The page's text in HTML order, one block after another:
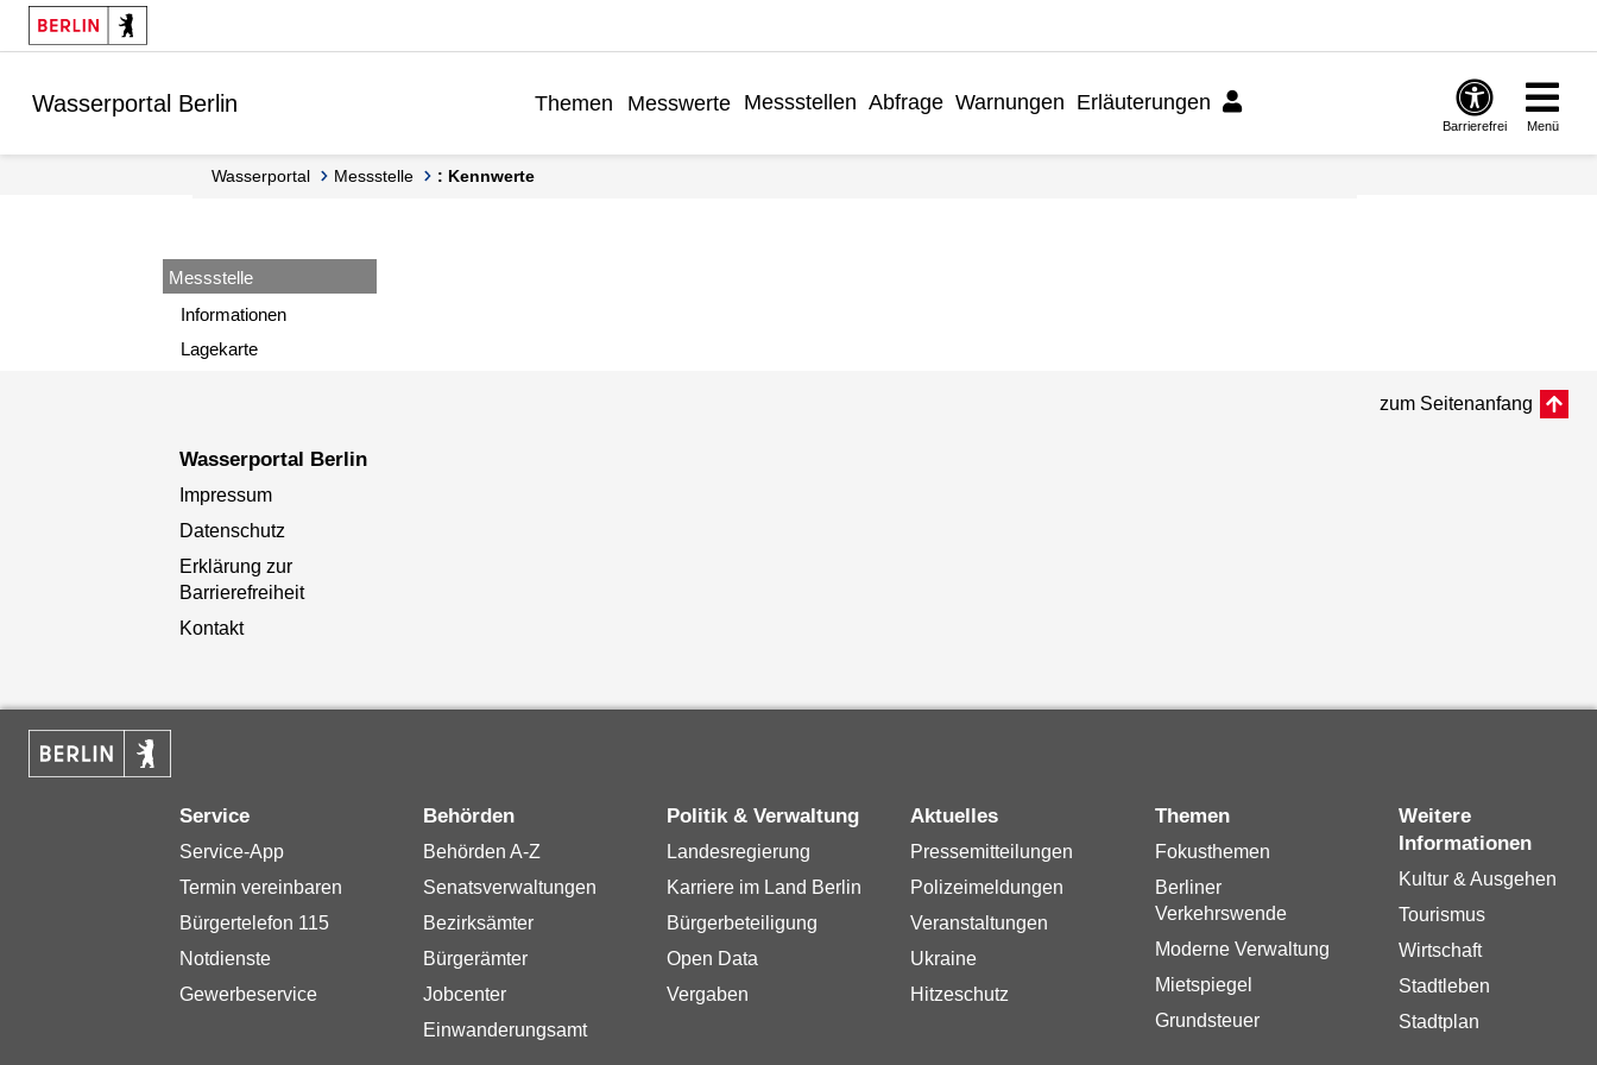
Springe zur Navigation
Springe zum Inhalt
Wasserportal Berlin Themen Messwerte Messstellen Abfrage Warnungen Erläuterungen
Barrierefrei Menü
Wasserportal Messstelle : Kennwerte
Messstelle
Informationen
Lagekarte
zum Seitenanfang
Wasserportal Berlin
Impressum
Datenschutz
Erklärung zur
Barrierefreiheit
Kontakt
Service
Service-App
Termin vereinbaren
Bürgertelefon 115
Notdienste
Gewerbeservice
Behörden
Behörden A-Z
Senatsverwaltungen
Bezirksämter
Bürgerämter
Jobcenter
Einwanderungsamt
Politik & Verwaltung
Landesregierung
Karriere im Land Berlin
Bürgerbeteiligung
Open Data
Vergaben
Aktuelles
Pressemitteilungen
Polizeimeldungen
Veranstaltungen
Ukraine
Hitzeschutz
Themen
Fokusthemen
Berliner
Verkehrswende
Moderne Verwaltung
Mietspiegel
Grundsteuer
Weitere
Informationen
Kultur & Ausgehen
Tourismus
Wirtschaft
Stadtleben
Stadtplan